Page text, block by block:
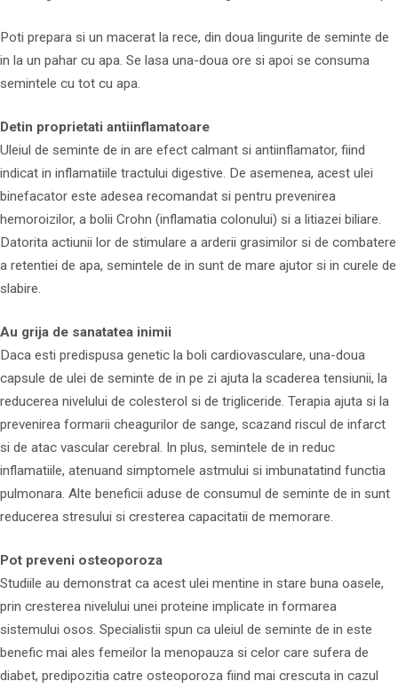
Poti prepara si un macerat la rece, din doua lingurite de seminte de
in la un pahar cu apa. Se lasa una-doua ore si apoi se consuma
semintele cu tot cu apa.
Detin proprietati antiinflamatoare
Uleiul de seminte de in are efect calmant si antiinflamator, fiind
indicat in inflamatiile tractului digestive. De asemenea, acest ulei
binefacator este adesea recomandat si pentru prevenirea
hemoroizilor, a bolii Crohn (inflamatia colonului) si a litiazei biliare.
Datorita actiunii lor de stimulare a arderii grasimilor si de combatere
a retentiei de apa, semintele de in sunt de mare ajutor si in curele de
slabire.
Au grija de sanatatea inimii
Daca esti predispusa genetic la boli cardiovasculare, una-doua
capsule de ulei de seminte de in pe zi ajuta la scaderea tensiunii, la
reducerea nivelului de colesterol si de trigliceride. Terapia ajuta si la
prevenirea formarii cheagurilor de sange, scazand riscul de infarct
si de atac vascular cerebral. In plus, semintele de in reduc
inflamatiile, atenuand simptomele astmului si imbunatatind functia
pulmonara. Alte beneficii aduse de consumul de seminte de in sunt
reducerea stresului si cresterea capacitatii de memorare.
Pot preveni osteoporoza
Studiile au demonstrat ca acest ulei mentine in stare buna oasele,
prin cresterea nivelului unei proteine implicate in formarea
sistemului osos. Specialistii spun ca uleiul de seminte de in este
benefic mai ales femeilor la menopauza si celor care sufera de
diabet, predipozitia catre osteoporoza fiind mai crescuta in cazul